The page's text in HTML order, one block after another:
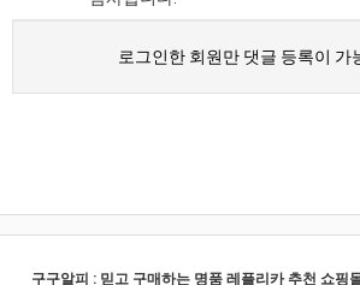
로그인한 회원만 댓글 등록이 가
구구알피 : 믿고 구매하는 명품 레플리카 추천 쇼핑